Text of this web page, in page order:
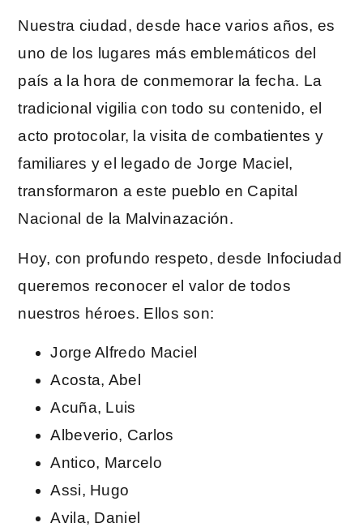
Nuestra ciudad, desde hace varios años, es
uno de los lugares más emblemáticos del
país a la hora de conmemorar la fecha. La
tradicional vigilia con todo su contenido, el
acto protocolar, la visita de combatientes y
familiares y el legado de Jorge Maciel,
transformaron a este pueblo en Capital
Nacional de la Malvinazación.
Hoy, con profundo respeto, desde Infociudad
queremos reconocer el valor de todos
nuestros héroes. Ellos son:
Jorge Alfredo Maciel
Acosta, Abel
Acuña, Luis
Albeverio, Carlos
Antico, Marcelo
Assi, Hugo
Avila, Daniel